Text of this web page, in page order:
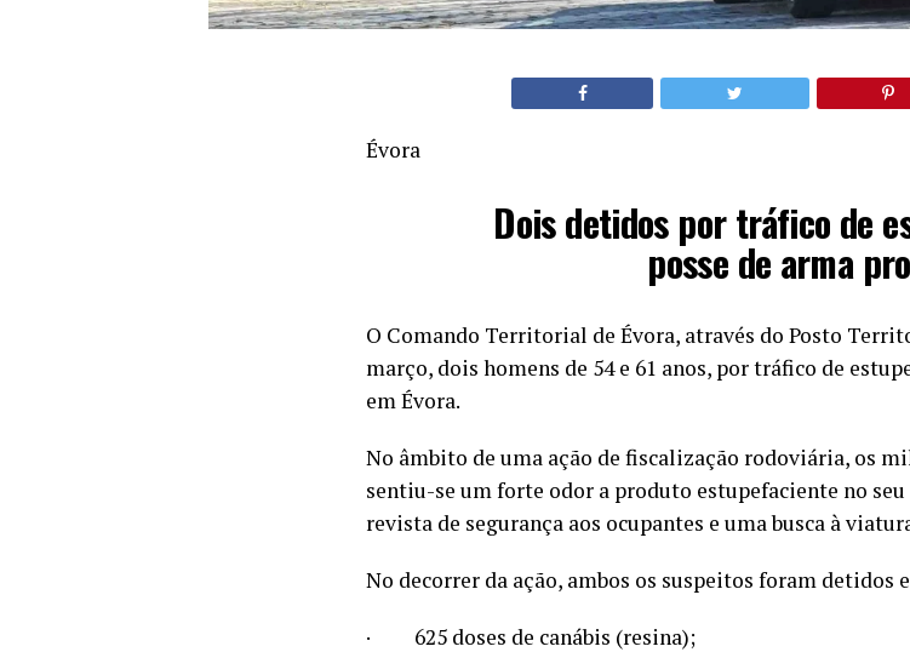
Évora
Dois detidos por tráfico de
posse de arma
O Comando Territorial de Évora, através do Posto
março, dois homens de 54 e 61 anos, por tráfico de
em Évora.
No âmbito de uma ação de fiscalização rodoviária, os
sentiu-se um forte odor a produto estupefaciente no
revista de segurança aos ocupantes e uma busca à
No decorrer da ação, ambos os suspeitos foram detidos
· 625 doses de canábis (resina);